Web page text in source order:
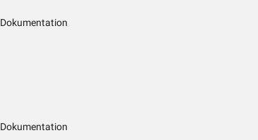
Dokumentation
Dokumentation